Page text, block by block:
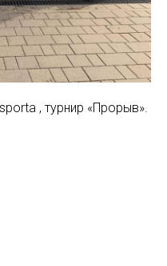
, турнир «Прорыв».